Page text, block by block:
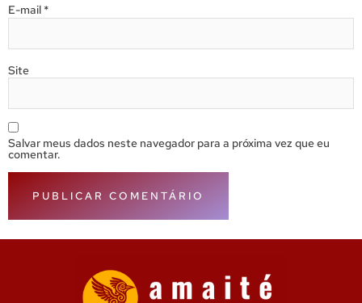
E-mail *
Site
Salvar meus dados neste navegador para a próxima vez que eu
comentar.